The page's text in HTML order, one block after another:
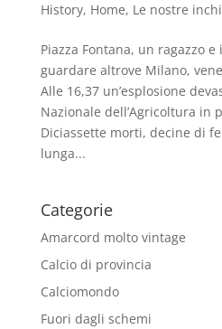
History, Home, Le nostre
Piazza Fontana, un ragazzo
guardare altrove Milano,
Alle 16,37 un’esplosione
Nazionale dell’Agricoltura in
Diciassette morti, decine di
lunga...
Categorie
Amarcord molto vintage
Calcio di provincia
Calciomondo
Fuori dagli schemi